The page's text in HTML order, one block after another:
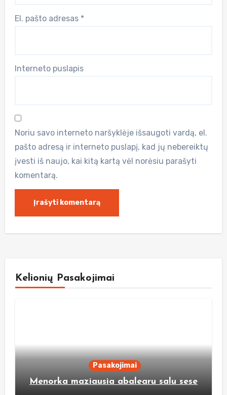
El. pašto adresas *
Interneto puslapis
Noriu savo interneto naršyklėje išsaugoti vardą, el.
pašto adresą ir interneto puslapį, kad jų nebereiktų
įvesti iš naujo, kai kitą kartą vėl norėsiu parašyti
komentarą.
Kelionių Pasakojimai
Pasakojimai
Menorka maziausia abalearu salu sese